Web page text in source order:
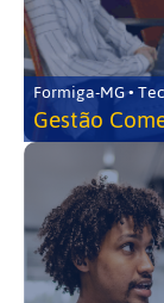
Formiga-MG •
Gestão